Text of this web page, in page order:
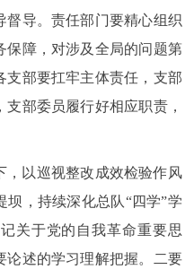
督导。责任部门要精心组织
保障，对涉及全局的问题第
支部要扛牢主体责任，支部
部委员履行好相应职责，
，以巡视整改成效检验作风
，持续深化总队“四学”学
关于党的自我革命重要思
论述的学习理解把握。二要